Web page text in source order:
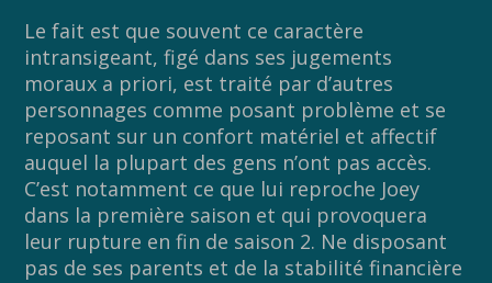
Le fait est que souvent ce caractère
intransigeant, figé dans ses jugements
moraux a priori, est traité par d’autres
personnages comme posant problème et se
reposant sur un confort matériel et affectif
auquel la plupart des gens n’ont pas accès.
C’est notamment ce que lui reproche Joey
dans la première saison et qui provoquera
leur rupture en fin de saison 2. Ne disposant
pas de ses parents et de la stabilité financière